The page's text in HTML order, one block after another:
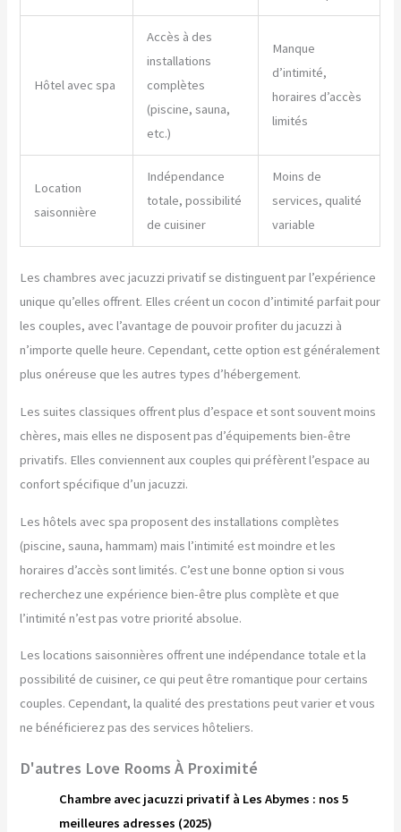
Hôtel avec spa
Accès à des
installations
complètes
(piscine, sauna,
etc.)
Manque
d’intimité,
horaires d’accès
limités
Location
saisonnière
Indépendance
totale, possibilité
de cuisiner
Moins de
services, qualité
variable
Les chambres avec jacuzzi privatif se distinguent par l’expérience
unique qu’elles offrent. Elles créent un cocon d’intimité parfait pour
les couples, avec l’avantage de pouvoir profiter du jacuzzi à
n’importe quelle heure. Cependant, cette option est généralement
plus onéreuse que les autres types d’hébergement.
Les suites classiques offrent plus d’espace et sont souvent moins
chères, mais elles ne disposent pas d’équipements bien-être
privatifs. Elles conviennent aux couples qui préfèrent l’espace au
confort spécifique d’un jacuzzi.
Les hôtels avec spa proposent des installations complètes
(piscine, sauna, hammam) mais l’intimité est moindre et les
horaires d’accès sont limités. C’est une bonne option si vous
recherchez une expérience bien-être plus complète et que
l’intimité n’est pas votre priorité absolue.
Les locations saisonnières offrent une indépendance totale et la
possibilité de cuisiner, ce qui peut être romantique pour certains
couples. Cependant, la qualité des prestations peut varier et vous
ne bénéficierez pas des services hôteliers.
D'autres Love Rooms À Proximité
Chambre avec jacuzzi privatif à Les Abymes : nos 5
meilleures adresses (2025)